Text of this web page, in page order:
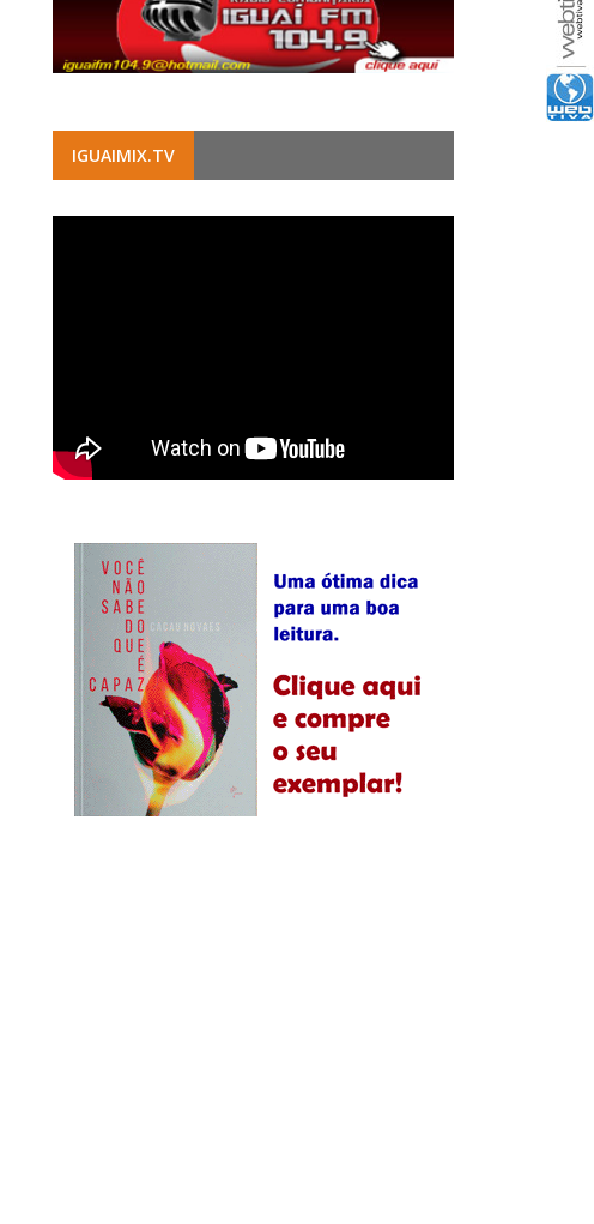
IGUAIMIX.TV